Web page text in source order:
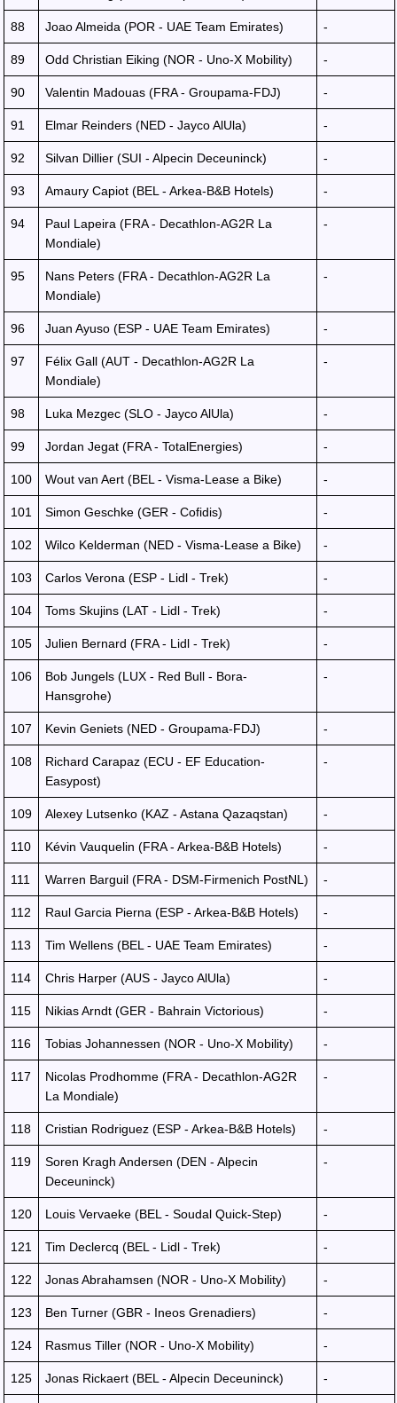
88 Joao Almeida (POR - UAE Team Emirates) -
89 Odd Christian Eiking (NOR - Uno-X Mobility) -
90 Valentin Madouas (FRA - Groupama-FDJ) -
91 Elmar Reinders (NED - Jayco AlUla) -
92 Silvan Dillier (SUI - Alpecin Deceuninck) -
93 Amaury Capiot (BEL - Arkea-B&B Hotels) -
94
Paul Lapeira (FRA - Decathlon-AG2R La
Mondiale)
-
95
Nans Peters (FRA - Decathlon-AG2R La
Mondiale)
-
96 Juan Ayuso (ESP - UAE Team Emirates) -
97
Félix Gall (AUT - Decathlon-AG2R La
Mondiale)
-
98 Luka Mezgec (SLO - Jayco AlUla) -
99 Jordan Jegat (FRA - TotalEnergies) -
100 Wout van Aert (BEL - Visma-Lease a Bike) -
101 Simon Geschke (GER - Cofidis) -
102 Wilco Kelderman (NED - Visma-Lease a Bike) -
103 Carlos Verona (ESP - Lidl - Trek) -
104 Toms Skujins (LAT - Lidl - Trek) -
105 Julien Bernard (FRA - Lidl - Trek) -
106
Bob Jungels (LUX - Red Bull - Bora-
Hansgrohe)
-
107 Kevin Geniets (NED - Groupama-FDJ) -
108
Richard Carapaz (ECU - EF Education-
Easypost)
-
109 Alexey Lutsenko (KAZ - Astana Qazaqstan) -
110 Kévin Vauquelin (FRA - Arkea-B&B Hotels) -
111 Warren Barguil (FRA - DSM-Firmenich PostNL) -
112 Raul Garcia Pierna (ESP - Arkea-B&B Hotels) -
113 Tim Wellens (BEL - UAE Team Emirates) -
114 Chris Harper (AUS - Jayco AlUla) -
115 Nikias Arndt (GER - Bahrain Victorious) -
116 Tobias Johannessen (NOR - Uno-X Mobility) -
117
Nicolas Prodhomme (FRA - Decathlon-AG2R
La Mondiale)
-
118 Cristian Rodriguez (ESP - Arkea-B&B Hotels) -
119
Soren Kragh Andersen (DEN - Alpecin
Deceuninck)
-
120 Louis Vervaeke (BEL - Soudal Quick-Step) -
121 Tim Declercq (BEL - Lidl - Trek) -
122 Jonas Abrahamsen (NOR - Uno-X Mobility) -
123 Ben Turner (GBR - Ineos Grenadiers) -
124 Rasmus Tiller (NOR - Uno-X Mobility) -
125 Jonas Rickaert (BEL - Alpecin Deceuninck) -